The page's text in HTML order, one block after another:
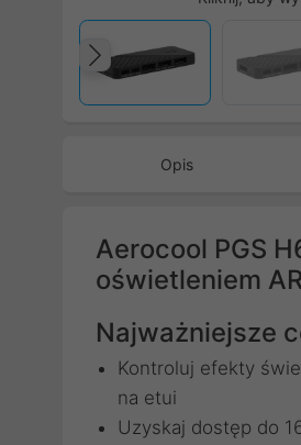
Poprzedni
Opis
Aerocool PGS
oświetleniem
Najważniejsze
Kontroluj efekty
na etui
Uzyskaj dostęp do